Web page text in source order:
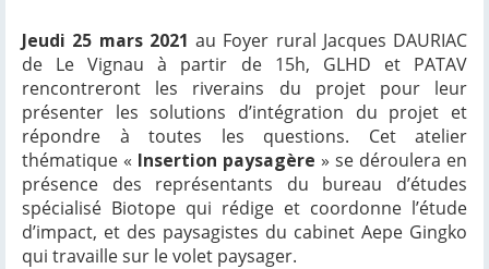
Jeudi 25 mars 2021 au Foyer rural Jacques DAURIAC
de Le Vignau à partir de 15h, GLHD et PATAV
rencontreront les riverains du projet pour leur
présenter les solutions d’intégration du projet et
répondre à toutes les questions. Cet atelier
thématique « Insertion paysagère » se déroulera en
présence des représentants du bureau d’études
spécialisé Biotope qui rédige et coordonne l’étude
d’impact, et des paysagistes du cabinet Aepe Gingko
qui travaille sur le volet paysager.